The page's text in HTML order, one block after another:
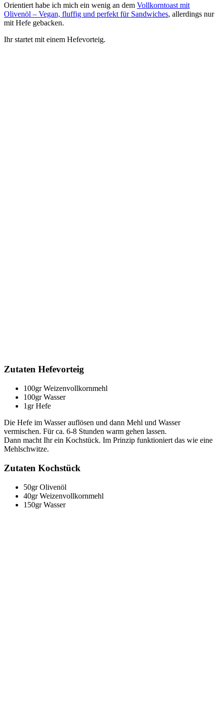
Orientiert habe ich mich ein wenig an dem Vollkorntoast mit
Olivenöl – Vegan, fluffig und perfekt für Sandwiches, allerdings nur
mit Hefe gebacken.
Ihr startet mit einem Hefevorteig.
Zutaten Hefevorteig
100gr Weizenvollkornmehl
100gr Wasser
1gr Hefe
Die Hefe im Wasser auflösen und dann Mehl und Wasser
vermischen. Für ca. 6-8 Stunden warm gehen lassen.
Dann macht Ihr ein Kochstück. Im Prinzip funktioniert das wie eine
Mehlschwitze.
Zutaten Kochstück
50gr Olivenöl
40gr Weizenvollkornmehl
150gr Wasser